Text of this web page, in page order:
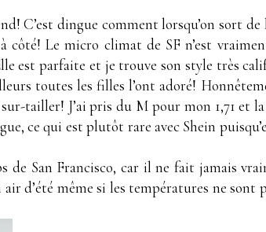
C’est dingue comment lorsqu’on sort de
côté! Le micro climat de SF n’est
est parfaite et je trouve son style très
toutes les filles l’ont adoré!
tailler! J’ai pris du M pour mon 1,71 et
ce qui est plutôt rare avec Shein
de San Francisco, car il ne fait jamais
d’été même si les températures ne sont